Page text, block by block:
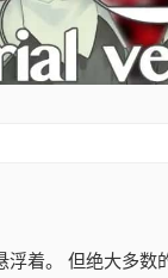
着。 但绝大多数